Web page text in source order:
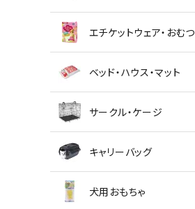
エチケットウェア・おむつ
ベッド・ハウス・マット
サークル・ケージ
キャリーバッグ
犬用おもちゃ